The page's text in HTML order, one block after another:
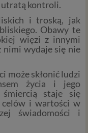
utratą kontroli.
i troską, jak
Obawy te
więzi z innymi
nimi wydaje się nie
może skłonić ludzi
życia i jego
śmiercią staje się
celów i wartości w
świadomości i